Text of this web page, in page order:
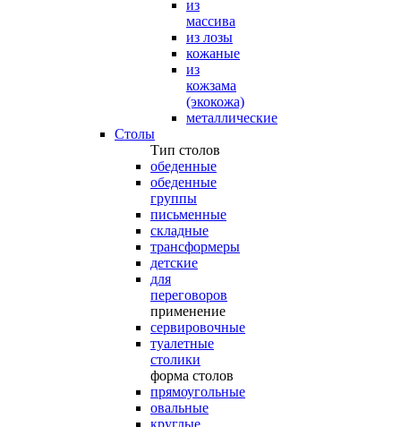
из
массива
из лозы
кожаные
из
кожзама
(экокожа)
металлические
Столы
Тип столов
обеденные
обеденные
группы
письменные
складные
трансформеры
детские
для
переговоров
применение
сервировочные
туалетные
столики
форма столов
прямоугольные
овальные
круглые